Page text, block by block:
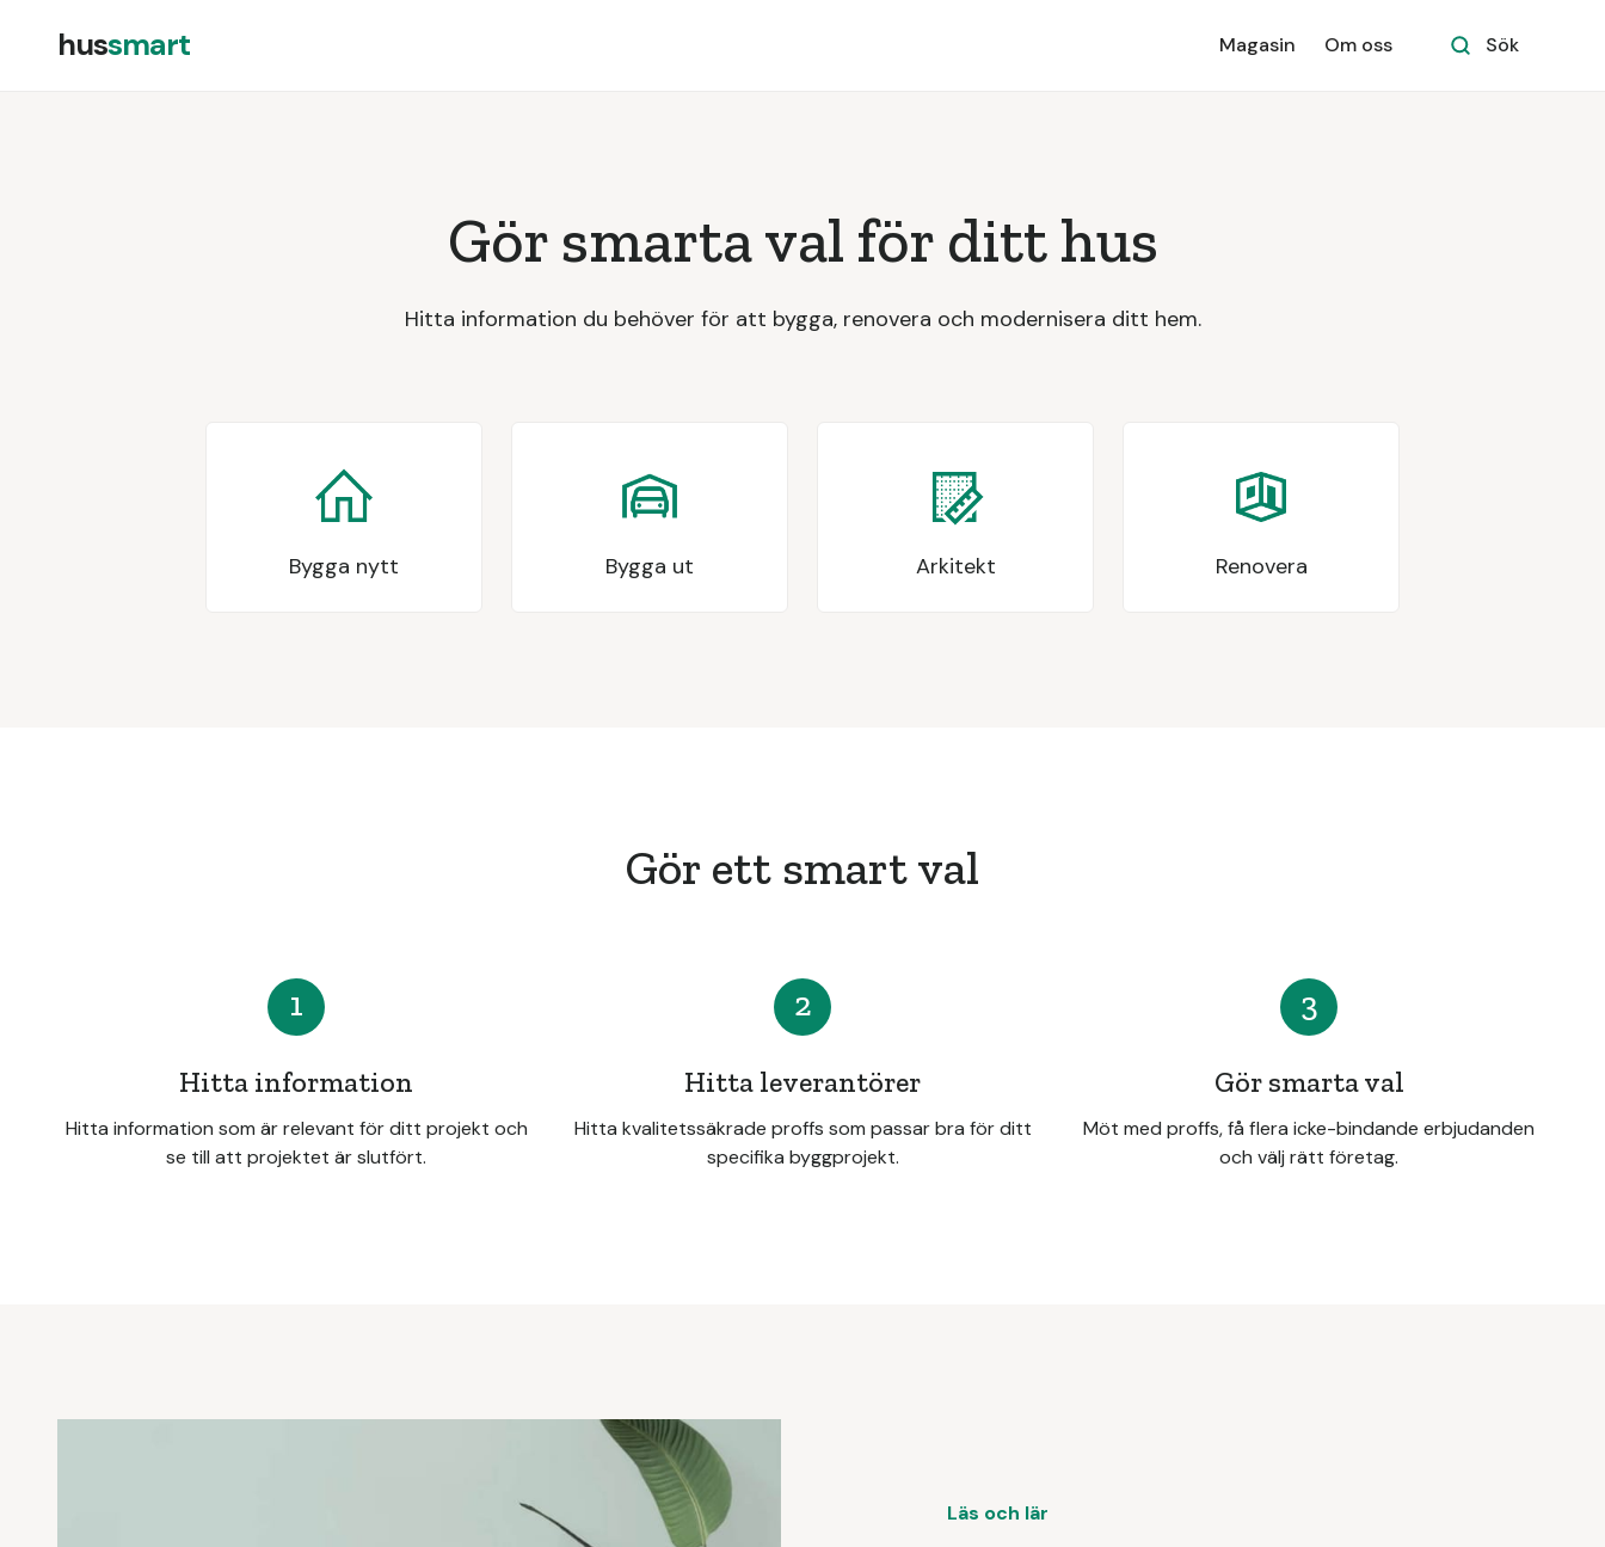
hussmart Magasin Om oss Sök
Gör smarta val för ditt hus
Hitta information du behöver för att bygga, renovera och modernisera ditt hem.
Bygga nytt Bygga ut Arkitekt Renovera
Gör ett smart val
1
Hitta information
Hitta information som är relevant för ditt projekt och
se till att projektet är slutfört.
2
Hitta leverantörer
Hitta kvalitetssäkrade proffs som passar bra för ditt
specifika byggprojekt.
3
Gör smarta val
Möt med proffs, få flera icke-bindande erbjudanden
och välj rätt företag.
Läs och lär